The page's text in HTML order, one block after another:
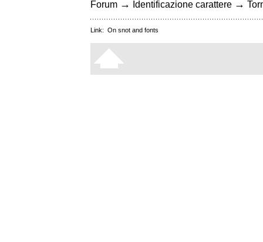
Forum → Identificazione carattere →
Link: On snot and fonts